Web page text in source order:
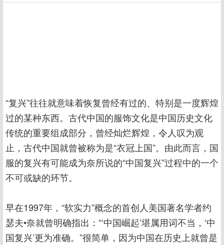
“复兴”往往就意味着恢复曾经有过的、特别是一度辉煌
过的某种东西。古代中国的服饰文化是中国历史文化
传统的重要组成部分，曾经灿烂辉煌，令人叹为观
止，古代中国就曾被称为是“衣冠上国”。由此而言，国
服的复兴有可能成为奈所说的“中国复兴”过程中的一个
不可或缺的环节。
早在1997年，“软实力”概念的首创人美国著名学者约
瑟夫•奈就曾明确指出：“‘中国崛起’堪属用词不当，‘中
国复兴’更为准确。”很简单，因为中国在历史上就曾是